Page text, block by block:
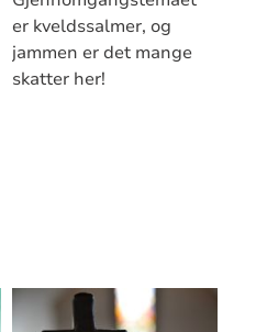
er kveldssalmer, og
jammen er det mange
skatter her!